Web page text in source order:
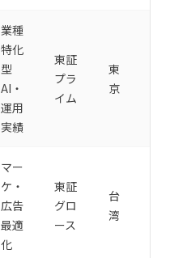
業種
特化
型
AI・
運用
実績
東証
プラ
イム
東
京
マー
ケ・
広告
最適
化
東証
グロ
ース
台
湾